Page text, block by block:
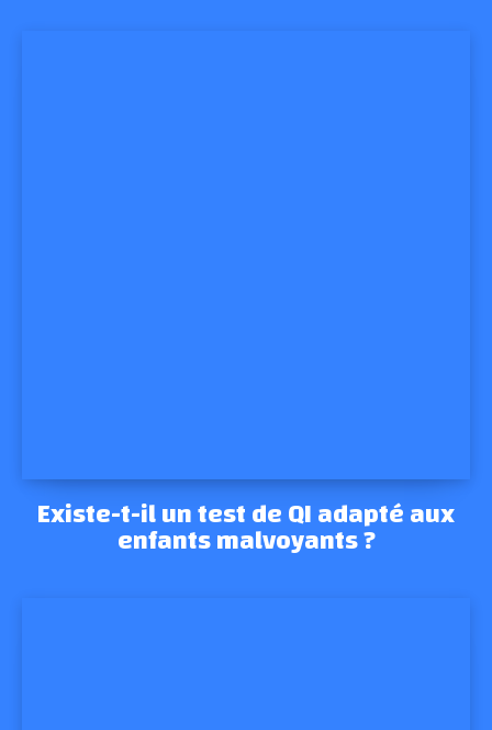
Existe-t-il un test de QI adapté aux
enfants malvoyants ?